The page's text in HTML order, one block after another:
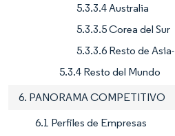
5.3.3.4 Australia
5.3.3.5 Corea del Sur
5.3.3.6 Resto de
5.3.4 Resto del Mundo
6. PANORAMA COMPETITIVO
6.1 Perfiles de Empresas